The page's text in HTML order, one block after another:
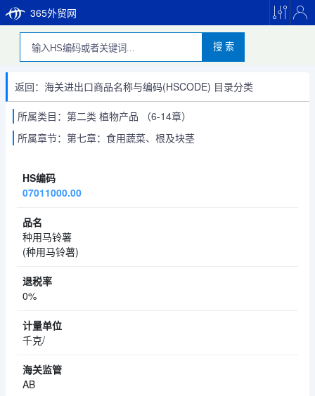
365外贸网
搜 索
返回：海关进出口商品名称与编码(HSCODE) 目录分类
所属类目：第二类 植物产品 （6-14章）
所属章节：第七章：食用蔬菜、根及块茎
07011000.00
种用马铃薯
(种用马铃薯)
0%
千克/
AB